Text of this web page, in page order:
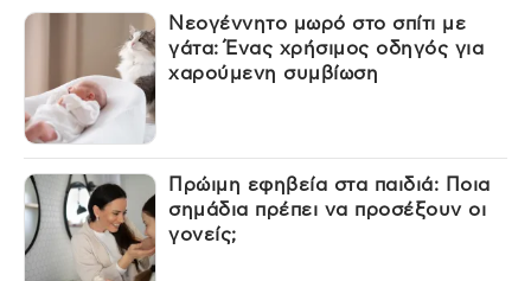
Νεογέννητο μωρό στο σπίτι με
γάτα: Ένας χρήσιμος οδηγός για
χαρούμενη συμβίωση
Πρώιμη εφηβεία στα παιδιά: Ποια
σημάδια πρέπει να προσέξουν οι
γονείς;